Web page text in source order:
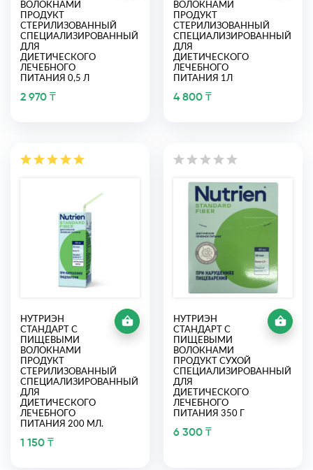
ВОЛОКНАМИ
ПРОДУКТ
СТЕРИЛИЗОВАННЫЙ
СПЕЦИАЛИЗИРОВАННЫЙ
ДЛЯ
ДИЕТИЧЕСКОГО
ЛЕЧЕБНОГО
ПИТАНИЯ 0,5 Л
2 970 ₸
ВОЛОКНАМИ
ПРОДУКТ
СТЕРИЛИЗОВАННЫЙ
СПЕЦИАЛИЗИРОВАННЫЙ
ДЛЯ
ДИЕТИЧЕСКОГО
ЛЕЧЕБНОГО
ПИТАНИЯ 1Л
4 800 ₸
НУТРИЭН
СТАНДАРТ С
ПИЩЕВЫМИ
ВОЛОКНАМИ
ПРОДУКТ
СТЕРИЛИЗОВАННЫЙ
СПЕЦИАЛИЗИРОВАННЫЙ
ДЛЯ
ДИЕТИЧЕСКОГО
ЛЕЧЕБНОГО
ПИТАНИЯ 200 МЛ.
1 150 ₸
НУТРИЭН
СТАНДАРТ С
ПИЩЕВЫМИ
ВОЛОКНАМИ
ПРОДУКТ СУХОЙ
СПЕЦИАЛИЗИРОВАННЫЙ
ДЛЯ
ДИЕТИЧЕСКОГО
ЛЕЧЕБНОГО
ПИТАНИЯ 350 Г
6 300 ₸